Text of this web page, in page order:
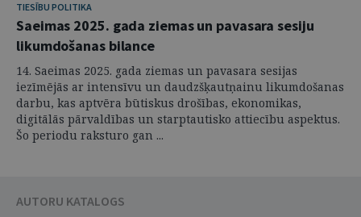
TIESĪBU POLITIKA
Saeimas 2025. gada ziemas un pavasara sesiju
likumdošanas bilance
14. Saeimas 2025. gada ziemas un pavasara sesijas
iezīmējās ar intensīvu un daudzšķautņainu likumdošanas
darbu, kas aptvēra būtiskus drošības, ekonomikas,
digitālās pārvaldības un starptautisko attiecību aspektus.
Šo periodu raksturo gan ...
AUTORU KATALOGS